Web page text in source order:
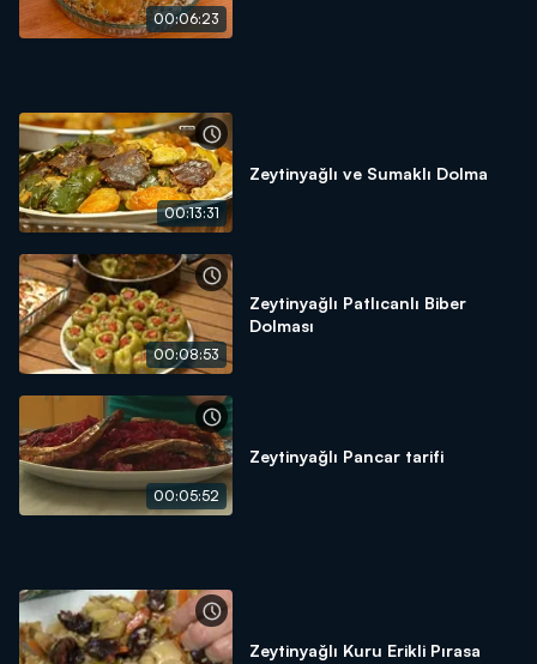
00:06:23
00:13:31
Zeytinyağlı ve Sumaklı Dolma
00:08:53
Zeytinyağlı Patlıcanlı Biber
Dolması
00:05:52
Zeytinyağlı Pancar tarifi
Zeytinyağlı Kuru Erikli Pırasa